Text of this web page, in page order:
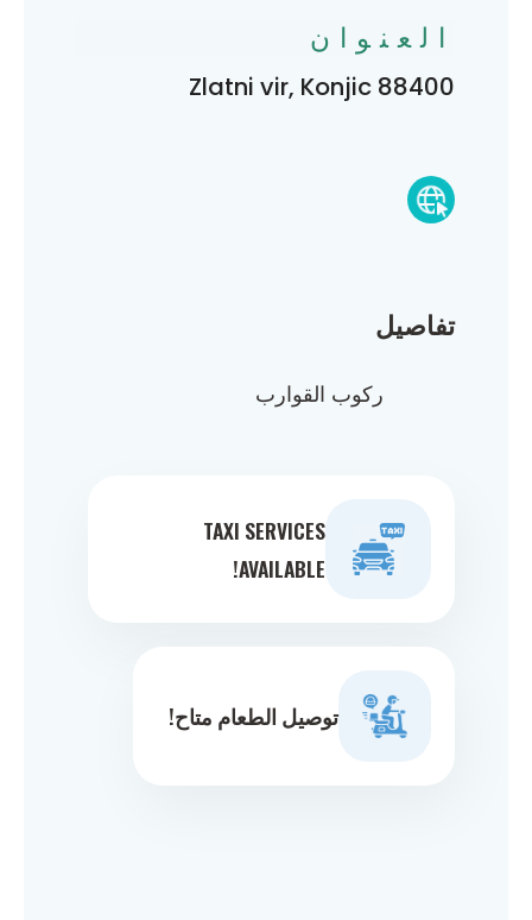
تفاصيل
ركوب القوارب
TAXI SERVICES
AVAILABLE!
توصيل الطعام متاح!
العنوان
Zlatni vir, Konjic 88400